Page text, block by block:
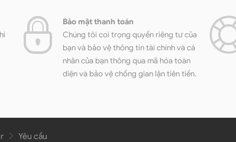
Bảo mật thanh toán
Chúng tôi coi trọng quyền riêng tư của
bạn và bảo vệ thông tin tài chính và cá
nhân của bạn thông qua mã hóa toàn
diện và bảo vệ chống gian lận tiên tiến.
Yêu cầu